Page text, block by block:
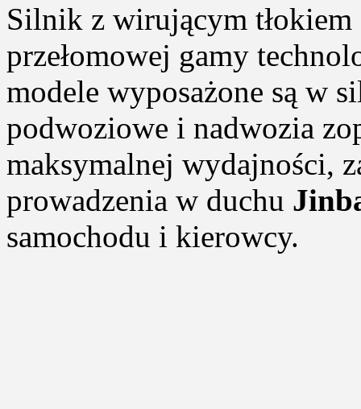
Silnik z wirującym tłokiem
przełomowej gamy
modele wyposażone są w
podwoziowe i nadwozia
maksymalnej wydajności,
prowadzenia w duchu
samochodu i kierowcy.